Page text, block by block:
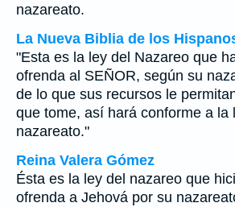
nazareato.
La Nueva Biblia de los
"Esta es la ley del Nazareo que
ofrenda al SEÑOR, según su
de lo que sus recursos le
que tome, así hará conforme a la
nazareato."
Reina Valera Gómez
Ésta es la ley del nazareo que
ofrenda a Jehová por su